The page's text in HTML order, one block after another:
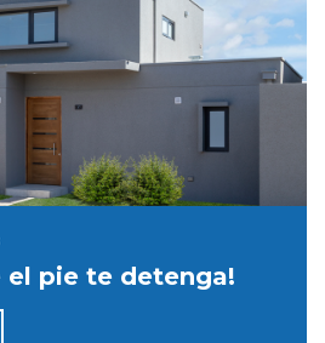
el pie te detenga!